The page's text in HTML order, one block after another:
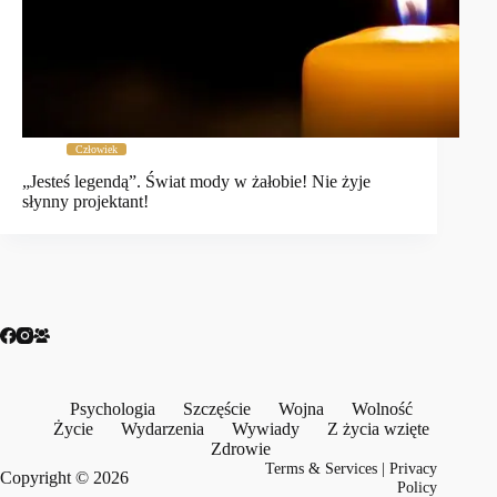
Człowiek
„Jesteś legendą”. Świat mody w żałobie! Nie żyje
słynny projektant!
Psychologia Szczęście Wojna
Wolność
Życie
Wydarzenia Wywiady
Z życia wzięte
Zdrowie
Copyright © 2026
Terms & Services |Privacy
Policy